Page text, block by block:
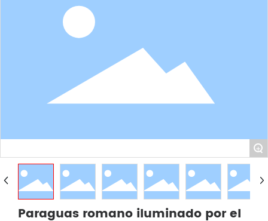
+
Paraguas romano iluminado por el